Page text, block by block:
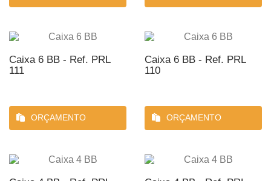
Caixa 6 BB - Ref. PRL
111
ORÇAMENTO
Caixa 6 BB - Ref. PRL
110
ORÇAMENTO